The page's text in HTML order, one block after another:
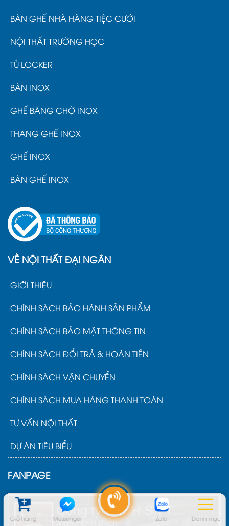
Giỏ hàng Messenger Zalo Danh mục
BÀN GHẾ NHÀ HÀNG TIỆC CƯỚI
NỘI THẤT TRƯỜNG HỌC
TỦ LOCKER
BÀN INOX
GHẾ BĂNG CHỜ INOX
THANG GHẾ INOX
GHẾ INOX
BÀN GHẾ INOX
VỀ NỘI THẤT ĐẠI NGÂN
GIỚI THIỆU
CHÍNH SÁCH BẢO HÀNH SẢN PHẨM
CHÍNH SÁCH BẢO MẬT THÔNG TIN
CHÍNH SÁCH ĐỔI TRẢ & HOÀN TIỀN
CHÍNH SÁCH VẬN CHUYỂN
CHÍNH SÁCH MUA HÀNG THANH TOÁN
TƯ VẤN NỘI THẤT
DỰ ÁN TIÊU BIỂU
FANPAGE